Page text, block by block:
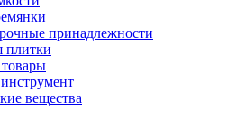
принадлежности
плитки
вещества